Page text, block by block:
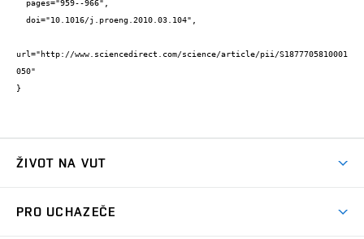
url="http://www.sciencedirect.com/science/article/pii/S1877705810001
050"
}
ŽIVOT NA VUT
PRO UCHAZEČE